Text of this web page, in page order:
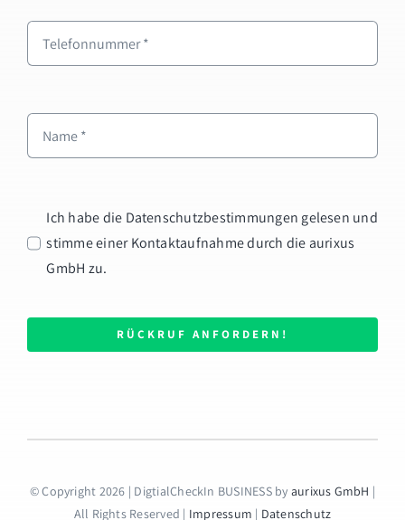
Ich habe die Datenschutzbestimmungen gelesen und
stimme einer Kontaktaufnahme durch die aurixus
GmbH zu.
RÜCKRUF ANFORDERN!
© Copyright 2026 | DigtialCheckIn BUSINESS by aurixus GmbH |
All Rights Reserved | Impressum | Datenschutz